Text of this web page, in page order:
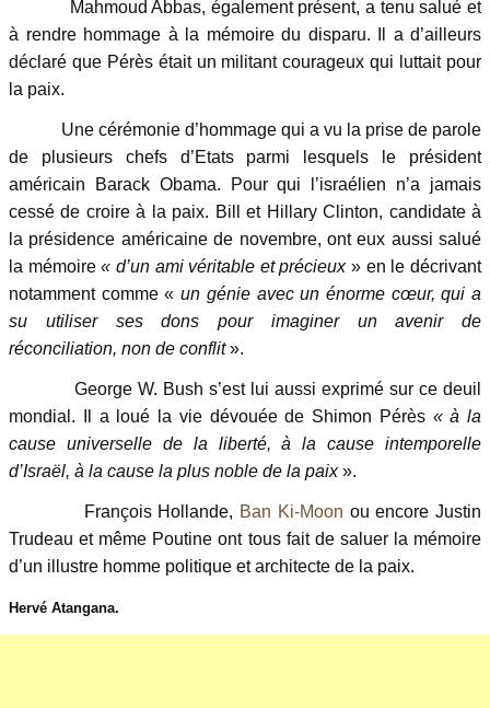
Mahmoud Abbas, également présent, a tenu salué et
à rendre hommage à la mémoire du disparu. Il a d’ailleurs
déclaré que Pérès était un militant courageux qui luttait pour
la paix.
Une cérémonie d’hommage qui a vu la prise de parole
de plusieurs chefs d’Etats parmi lesquels le président
américain Barack Obama. Pour qui l’israélien n’a jamais
cessé de croire à la paix. Bill et Hillary Clinton, candidate à
la présidence américaine de novembre, ont eux aussi salué
la mémoire« d’un ami véritable et précieux» en le décrivant
notamment comme «un génie avec un énorme cœur, qui a
su utiliser ses dons pour imaginer un avenir de
réconciliation, non de conflit».
George W. Bush s’est lui aussi exprimé sur ce deuil
mondial. Il a loué la vie dévouée de Shimon Pérès « à la
cause universelle de la liberté, à la cause intemporelle
d’Israël, à la cause la plus noble de la paix».
François Hollande, Ban Ki-Moon ou encore Justin
Trudeau et même Poutine ont tous fait de saluer la mémoire
d’un illustre homme politique et architecte de la paix.
Hervé Atangana.